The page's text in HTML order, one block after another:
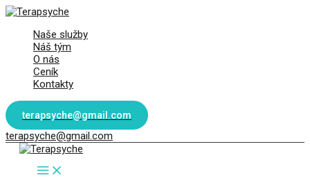
Přeskočit
Naše služby
Náš tým
O nás
Ceník
Kontakty
terapsyche@gmail.com
terapsyche@gmail.com
Main
Menu